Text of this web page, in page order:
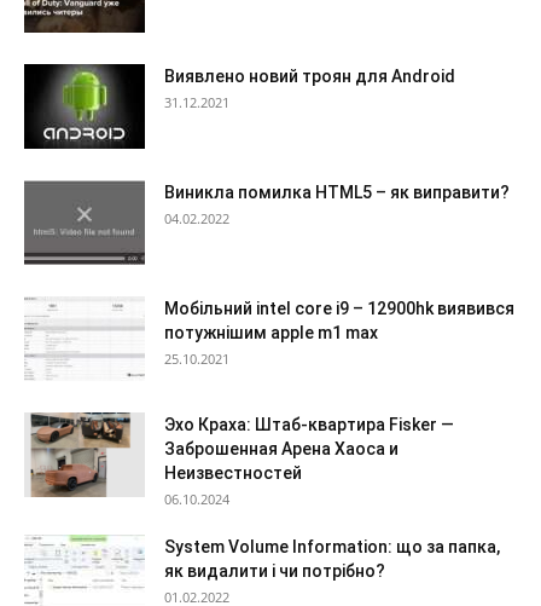
Виявлено новий троян для Android
31.12.2021
Виникла помилка HTML5 – як виправити?
04.02.2022
Мобільний intel core i9 – 12900hk виявився
потужнішим apple m1 max
25.10.2021
Эхо Краха: Штаб-квартира Fisker —
Заброшенная Арена Хаоса и
Неизвестностей
06.10.2024
System Volume Information: що за папка,
як видалити і чи потрібно?
01.02.2022